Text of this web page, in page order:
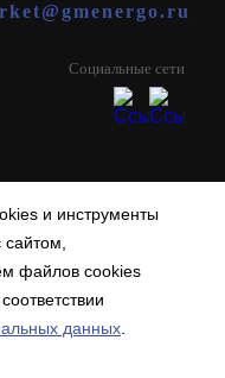
Социальные сети
машин" 2008-2026 г.
и инструменты
файлов cookies
данных